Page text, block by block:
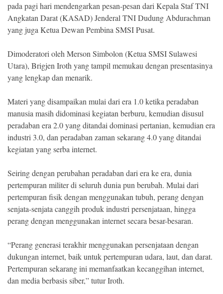
pada pagi hari mendengarkan pesan-pesan dari Kepala Staf TNI
Angkatan Darat (KASAD) Jenderal TNI Dudung Abdurachman
yang juga Ketua Dewan Pembina SMSI Pusat.
Dimoderatori oleh Merson Simbolon (Ketua SMSI Sulawesi
Utara), Brigjen Iroth yang tampil memukau dengan presentasinya
yang lengkap dan menarik.
Materi yang disampaikan mulai dari era 1.0 ketika peradaban
manusia masih didominasi kegiatan berburu, kemudian disusul
peradaban era 2.0 yang ditandai dominasi pertanian, kemudian era
industri 3.0, dan peradaban zaman sekarang 4.0 yang ditandai
kegiatan yang serba internet.
Seiring dengan perubahan peradaban dari era ke era, dunia
pertempuran militer di seluruh dunia pun berubah. Mulai dari
pertempuran fisik dengan menggunakan tubuh, perang dengan
senjata-senjata canggih produk industri persenjataan, hingga
perang dengan menggunakan internet secara besar-besaran.
“Perang generasi terakhir menggunakan persenjataan dengan
dukungan internet, baik untuk pertempuran udara, laut, dan darat.
Pertempuran sekarang ini memanfaatkan kecanggihan internet,
dan media berbasis siber,” tutur Iroth.